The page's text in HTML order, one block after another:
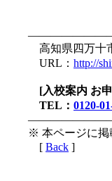
高知県四万十
URL： http://
[入校案内 お
TEL： 0120-
※ 本ページに掲
[ Back ]